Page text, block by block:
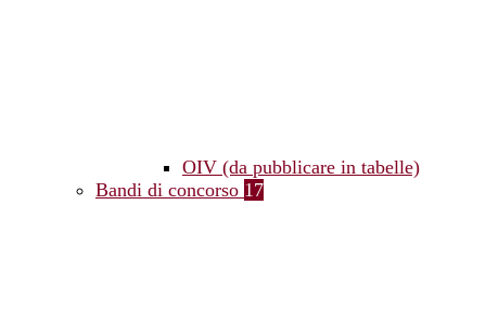
OIV (da pubblicare in tabelle)
Bandi di concorso 17